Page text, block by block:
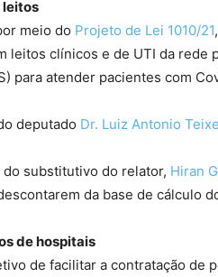
leitos
meio do Projeto de Lei 1010/21
leitos clínicos e de UTI da rede
para atender pacientes com
deputado Dr. Luiz Antonio
do substitutivo do relator, Hiran
da base de cálculo
de hospitais
de facilitar a contratação de